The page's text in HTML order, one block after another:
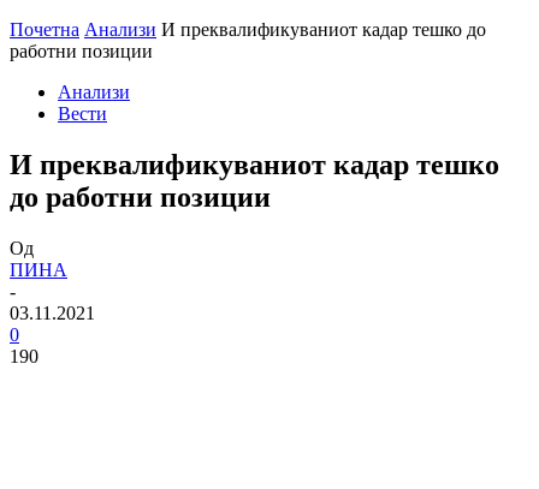
Почетна Анализи И преквалификуваниот кадар тешко до
работни позиции
Анализи
Вести
И преквалификуваниот кадар тешко
до работни позиции
Од
ПИНА
-
03.11.2021
0
190